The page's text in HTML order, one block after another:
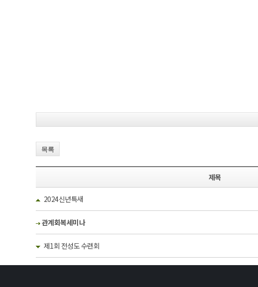
목록
제목
2024신년특새
관계회복세미나
제1회 전성도 수련회